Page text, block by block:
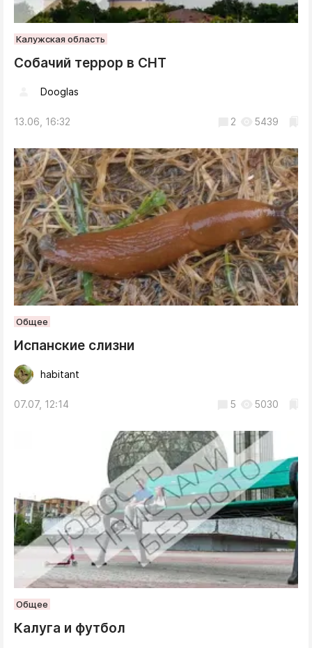
Калужская область
Собачий террор в СНТ
Dooglas
13.06, 16:32 2 5439
Общее
Испанские слизни
habitant
07.07, 12:14 5 5030
Общее
Калуга и футбол